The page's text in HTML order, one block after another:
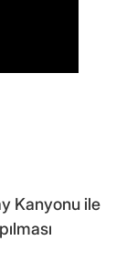
Kanyonu ile